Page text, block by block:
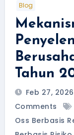
Blog
Tahun
Feb 27, 2026
Comments
Oss Berbasis